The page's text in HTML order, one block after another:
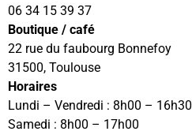
06 34 15 39 37
Boutique / café
22 rue du faubourg Bonnefoy
31500, Toulouse
Horaires
Lundi – Vendredi : 8h00 – 16h30
Samedi : 8h00 – 17h00